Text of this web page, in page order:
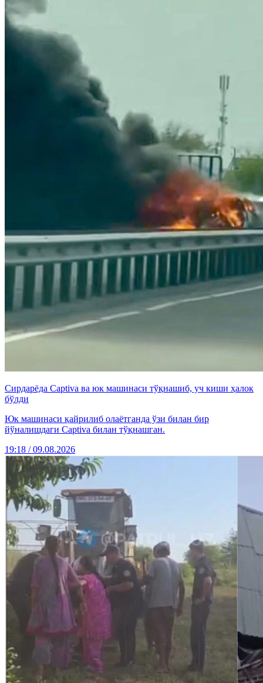
Сирдарёда Captiva ва юк машинаси тўқнашиб, уч киши ҳалок
бўлди
Юк машинаси қайрилиб олаётганда ўзи билан бир
йўналишдаги Captiva билан тўқнашган.
19:18 / 09.08.2026